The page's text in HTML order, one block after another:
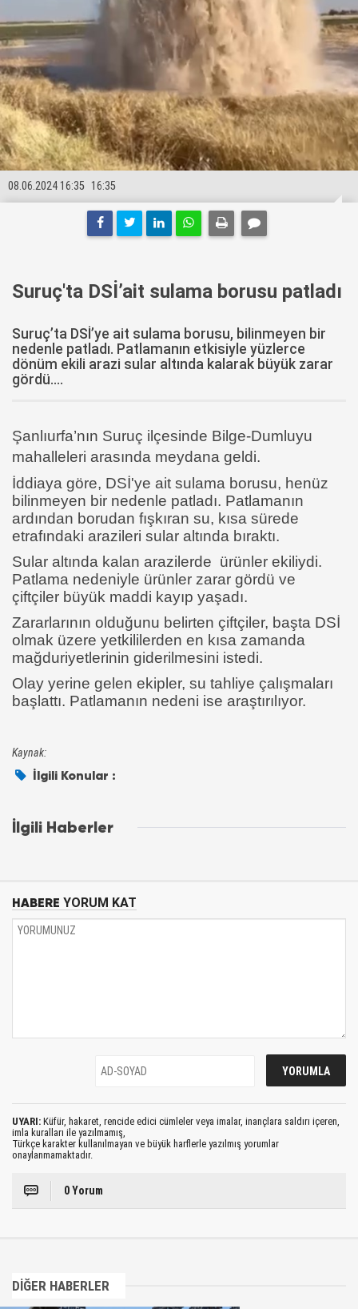
16:35
08.06.2024 16:35
Suruç'ta DSİ’ait sulama borusu patladı
Suruç’ta DSİ’ye ait sulama borusu, bilinmeyen bir
nedenle patladı. Patlamanın etkisiyle yüzlerce
dönüm ekili arazi sular altında kalarak büyük zarar
gördü....
Şanlıurfa’nın Suruç ilçesinde Bilge-Dumluyu
mahalleleri arasında meydana geldi.
İddiaya göre, DSİ'ye ait sulama borusu, henüz
bilinmeyen bir nedenle patladı. Patlamanın
ardından borudan fışkıran su, kısa sürede
etrafındaki arazileri sular altında bıraktı.
Sular altında kalan arazilerde ürünler ekiliydi.
Patlama nedeniyle ürünler zarar gördü ve
çiftçiler büyük maddi kayıp yaşadı.
Zararlarının olduğunu belirten çiftçiler, başta DSİ
olmak üzere yetkililerden en kısa zamanda
mağduriyetlerinin giderilmesini istedi.
Olay yerine gelen ekipler, su tahliye çalışmaları
başlattı. Patlamanın nedeni ise araştırılıyor.
Kaynak:
İlgili Konular :
İlgili Haberler
HABERE YORUM KAT
UYARI: Küfür, hakaret, rencide edici cümleler veya imalar, inançlara saldırı içeren,
imla kuralları ile yazılmamış,
Türkçe karakter kullanılmayan ve büyük harflerle yazılmış yorumlar
onaylanmamaktadır.
0 Yorum
DİĞER HABERLER